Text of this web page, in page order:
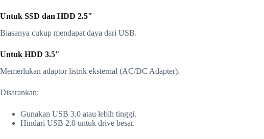
Untuk SSD dan HDD 2.5″
Biasanya cukup mendapat daya dari USB.
Untuk HDD 3.5″
Memerlukan adaptor listrik eksternal (AC/DC Adapter).
Disarankan:
Gunakan USB 3.0 atau lebih tinggi.
Hindari USB 2.0 untuk drive besar.